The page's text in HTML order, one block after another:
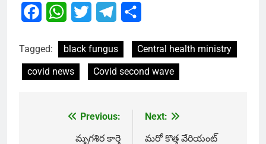
FacebookWhatsApp
Twitter Telegram
Tagged: black fungus
Central health ministry
covid news
Covid second wave
Previous:
మృగశిర కార్తె
Next:
మరో కొత్త వేరియంట్